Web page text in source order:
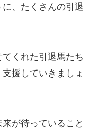
、たくさんの引退
くれた引退馬たち
援していきましょ
が待っていること